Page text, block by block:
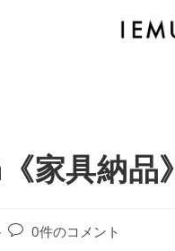
具納品》
0件のコメント